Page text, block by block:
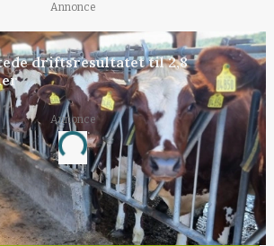
Annonce
driftsresultatet til 2,8
Annonce
Loading...
Jobs